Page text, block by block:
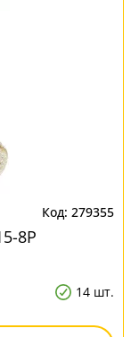
279355
8P
14 шт.